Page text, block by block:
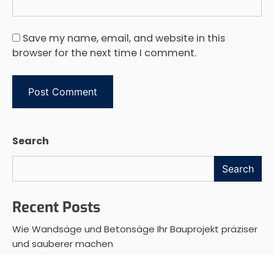
Save my name, email, and website in this
browser for the next time I comment.
Search
Search
Recent Posts
Wie Wandsäge und Betonsäge Ihr Bauprojekt präziser
und sauberer machen